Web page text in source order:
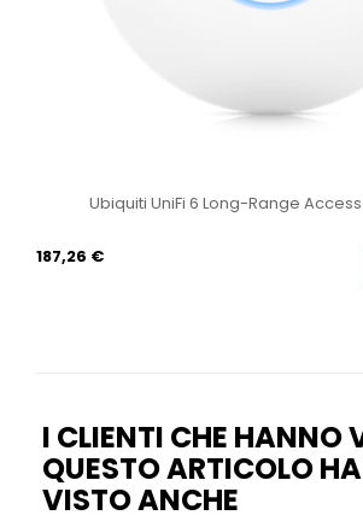
Ubiquiti UniFi 6 Long-Range Access
187,26 €
I CLIENTI CHE HANNO
QUESTO ARTICOLO
VISTO ANCHE